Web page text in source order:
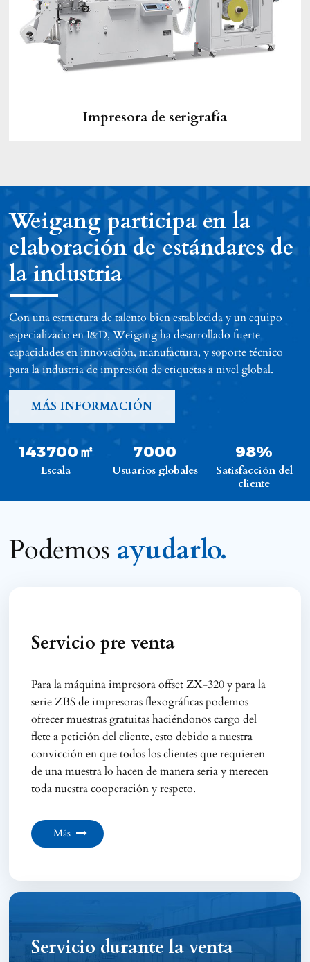
Impresora de serigrafía
Weigang participa en la
elaboración de estándares de
la industria
Con una estructura de talento bien establecida y un equipo
especializado en I&D, Weigang ha desarrollado fuerte
capacidades en innovación, manufactura, y soporte técnico
para la industria de impresión de etiquetas a nivel global.
MÁS INFORMACIÓN
143700㎡
Escala
7000
Usuarios globales
98%
Satisfacción del
cliente
Podemos ayudarlo.
Servicio pre venta
Para la máquina impresora offset ZX-320 y para la
serie ZBS de impresoras flexográficas podemos
ofrecer muestras gratuitas haciéndonos cargo del
flete a petición del cliente, esto debido a nuestra
convicción en que todos los clientes que requieren
de una muestra lo hacen de manera seria y merecen
toda nuestra cooperación y respeto.
Más
Servicio durante la venta